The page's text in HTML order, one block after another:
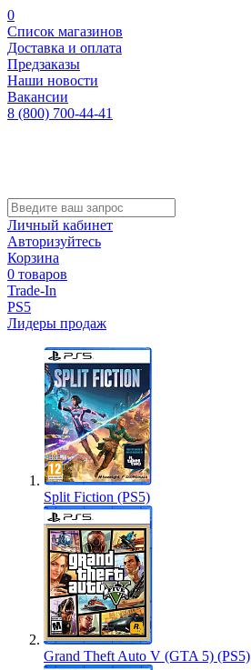
0
Список магазинов
Доставка и оплата
Предзаказы
Наши новости
Вакансии
8 (800) 700-44-41
Личный кабинет
Авторизуйтесь
Корзина
0 товаров
Trade-In
PS5
Лидеры продаж
Split Fiction (PS5)
Grand Theft Auto V (GTA 5) (PS5)